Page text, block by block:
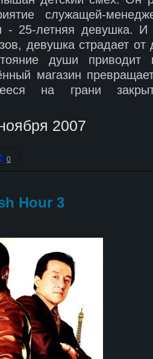
служащей-
- 25-летняя девушка. И
девушка страдает от
души приводит
магазин
на грани
2007
0
Hour 3